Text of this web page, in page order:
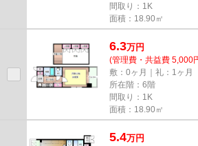
間取り：1K
面積：18.90㎡
6.3万円
(管理費・共益費 5,000
敷：0ヶ月｜礼：1ヶ月
所在階：6階
間取り：1K
面積：18.90㎡
5.4万円